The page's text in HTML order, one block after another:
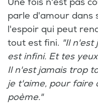
parle d'amour dans
l'espoir qui peut
tout est fini. "Il n'est
est infini. Et tes
Il n'est jamais trop
je t'aime, pour faire
poème."